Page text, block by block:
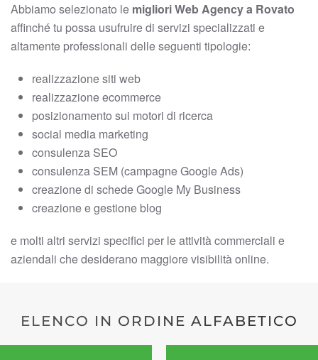
Abbiamo selezionato le migliori Web Agency a Rovato
affinché tu possa usufruire di servizi specializzati e
altamente professionali delle seguenti tipologie:
realizzazione siti web
realizzazione ecommerce
posizionamento sui motori di ricerca
social media marketing
consulenza SEO
consulenza SEM (campagne Google Ads)
creazione di schede Google My Business
creazione e gestione blog
e molti altri servizi specifici per le attività commerciali e
aziendali che desiderano maggiore visibilità online.
ELENCO IN ORDINE ALFABETICO